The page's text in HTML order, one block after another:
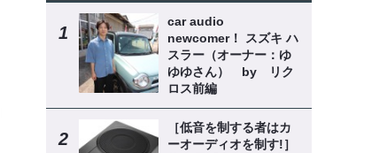
car audio
newcomer！ スズキ ハ
スラー（オーナー：ゆ
ゆゆさん） by リク
ロス前編
［低音を制する者はカ
ーオーディオを制す!］